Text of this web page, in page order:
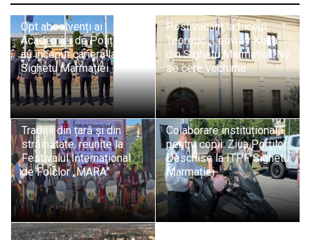
Opt absolvenți ai
Academiei de Poliție și-
au început cariera la ITPF
Sighetu Marmației
Post vacant la Liceul
Teoretic „Leowey Klara”
din Sighetu Marmației. Nu
se cere vechime
Tradiții din țară și din
străinătate, reunite la
Festivalul Internațional
de Folclor „MARA”
Colaborare instituțională
pentru copii: Ziua Porților
Deschise la ITPF Sighetu
Marmației